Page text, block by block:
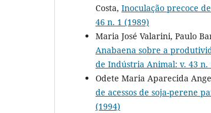
Costa, Inoculação precoce
46 n. 1 (1989)
Maria José Valarini, Paulo
Anabaena sobre a
de Indústria Animal: v. 43 n.
Odete Maria Aparecida
de acessos de soja-perene
(1994)